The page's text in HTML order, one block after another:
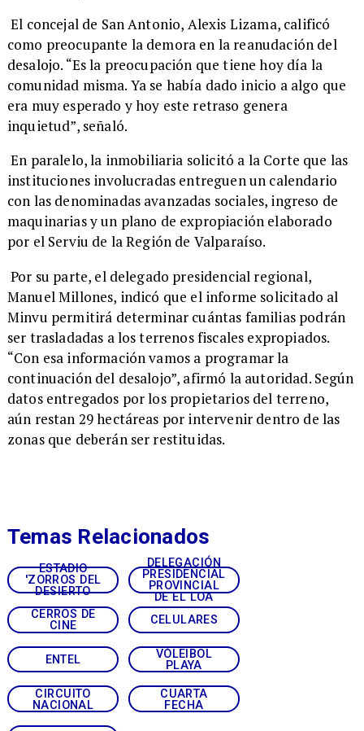
El concejal de San Antonio, Alexis Lizama, calificó
como preocupante la demora en la reanudación del
desalojo. “Es la preocupación que tiene hoy día la
comunidad misma. Ya se había dado inicio a algo que
era muy esperado y hoy este retraso genera
inquietud”, señaló.
En paralelo, la inmobiliaria solicitó a la Corte que las
instituciones involucradas entreguen un calendario
con las denominadas avanzadas sociales, ingreso de
maquinarias y un plano de expropiación elaborado
por el Serviu de la Región de Valparaíso.
Por su parte, el delegado presidencial regional,
Manuel Millones, indicó que el informe solicitado al
Minvu permitirá determinar cuántas familias podrán
ser trasladadas a los terrenos fiscales expropiados.
“Con esa información vamos a programar la
continuación del desalojo”, afirmó la autoridad. Según
datos entregados por los propietarios del terreno,
aún restan 29 hectáreas por intervenir dentro de las
zonas que deberán ser restituidas.
ESTADIO
'ZORROS DEL
DESIERTO
DELEGACIÓN
PRESIDENCIAL
PROVINCIAL
DE EL LOA
CERROS DE
CINE
CELULARES
ENTEL
VÓLEIBOL
PLAYA
CIRCUITO
NACIONAL
CUARTA
FECHA
Temas Relacionados